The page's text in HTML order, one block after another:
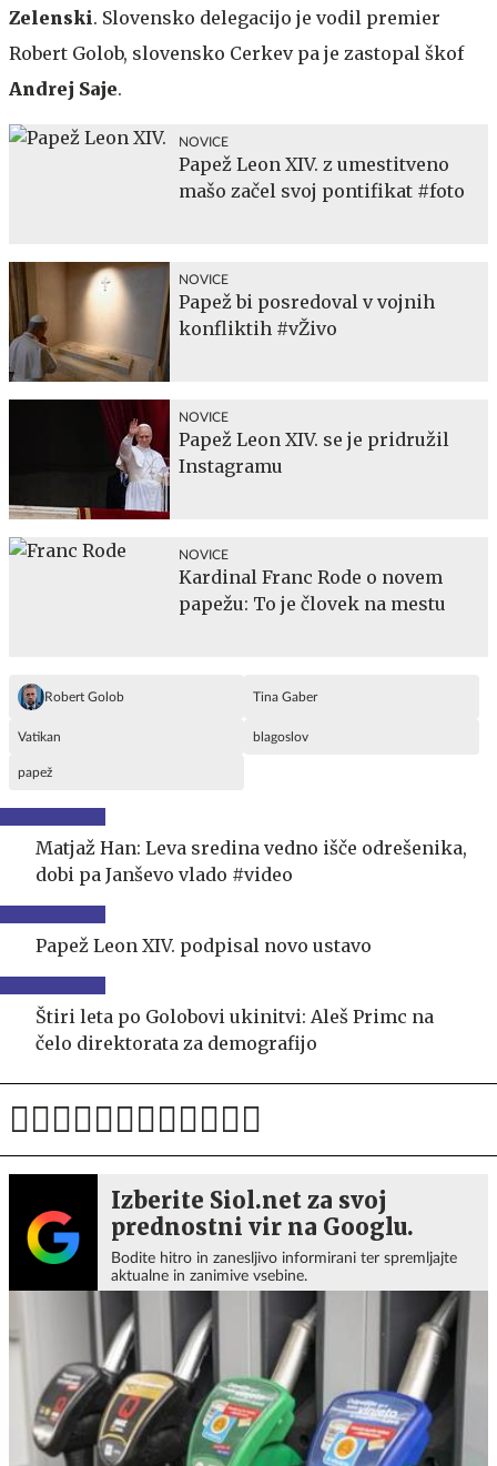
Zelenski. Slovensko delegacijo je vodil premier
Robert Golob, slovensko Cerkev pa je zastopal škof
Andrej Saje.
NOVICE
Papež Leon XIV. z umestitveno
mašo začel svoj pontifikat #foto
NOVICE
Papež bi posredoval v vojnih
konfliktih #vŽivo
NOVICE
Papež Leon XIV. se je pridružil
Instagramu
NOVICE
Kardinal Franc Rode o novem
papežu: To je človek na mestu
Robert Golob Tina Gaber
Vatikan blagoslov
papež
Matjaž Han: Leva sredina vedno išče odrešenika,
dobi pa Janševo vlado #video
Papež Leon XIV. podpisal novo ustavo
Štiri leta po Golobovi ukinitvi: Aleš Primc na
čelo direktorata za demografijo
Izberite Siol.net za svoj
prednostni vir na Googlu.
Bodite hitro in zanesljivo informirani ter spremljajte
aktualne in zanimive vsebine.